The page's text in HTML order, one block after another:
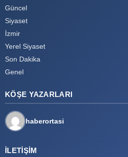
Güncel
Siyaset
İzmir
Yerel Siyaset
Son Dakika
Genel
KÖŞE YAZARLARI
haberortasi
İLETIŞIM